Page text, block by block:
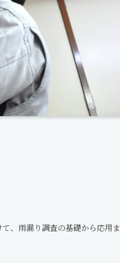
、雨漏り調査の基礎から応用ま